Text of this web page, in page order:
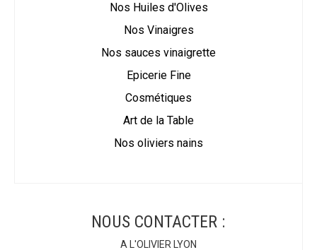
Nos Huiles d'Olives
Nos Vinaigres
Nos sauces vinaigrette
Epicerie Fine
Cosmétiques
Art de la Table
Nos oliviers nains
NOUS CONTACTER :
A L'OLIVIER LYON